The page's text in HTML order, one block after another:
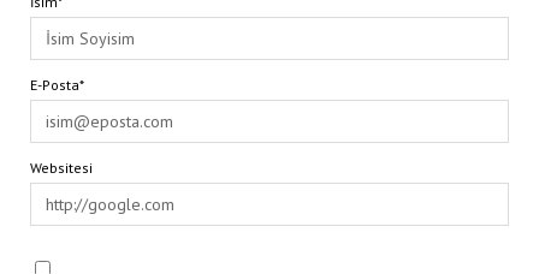
E-Posta*
Websitesi